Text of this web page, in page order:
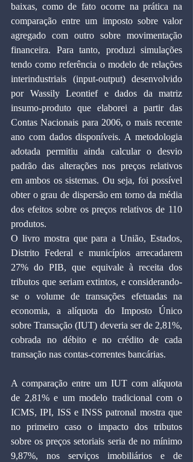
baixas, como de fato ocorre na prática na
comparação entre um imposto sobre valor
agregado com outro sobre movimentação
financeira. Para tanto, produzi simulações
tendo como referência o modelo de relações
interindustriais (input-output) desenvolvido
por Wassily Leontief e dados da matriz
insumo-produto que elaborei a partir das
Contas Nacionais para 2006, o mais recente
ano com dados disponíveis. A metodologia
adotada permitiu ainda calcular o desvio
padrão das alterações nos preços relativos
em ambos os sistemas. Ou seja, foi possível
obter o grau de dispersão em torno da média
dos efeitos sobre os preços relativos de 110
produtos.
O livro mostra que para a União, Estados,
Distrito Federal e municípios arrecadarem
27% do PIB, que equivale à receita dos
tributos que seriam extintos, e considerando-
se o volume de transações efetuadas na
economia, a alíquota do Imposto Único
sobre Transação (IUT) deveria ser de 2,81%,
cobrada no débito e no crédito de cada
transação nas contas-correntes bancárias.
A comparação entre um IUT com alíquota
de 2,81% e um modelo tradicional com o
ICMS, IPI, ISS e INSS patronal mostra que
no primeiro caso o impacto dos tributos
sobre os preços setoriais seria de no mínimo
9,87%, nos serviços imobiliários e de